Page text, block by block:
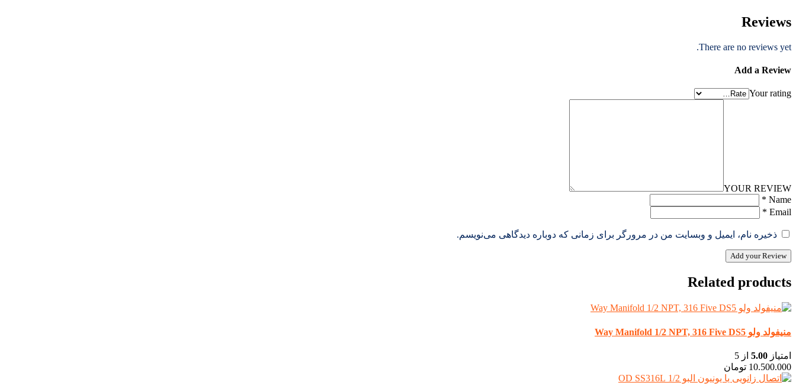
Reviews
There are no reviews yet.
Add a Review
Your rating
YOUR REVIEW
Name
*
Email
*
ذخیره نام، ایمیل و وبسایت من در مرورگر برای زمانی که دوباره دیدگاهی می‌نویسم.
Add your Review
Related products
منیفولد ولو Way Manifold 1/2 NPT, 316 Five DS5
امتیاز 5.00 از 5
10.500.000 تومان